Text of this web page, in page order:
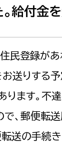
給付金
民登録があ
送りする
ます。不
、郵便転
転送の手続